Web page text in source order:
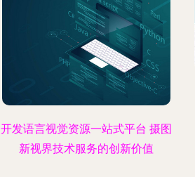
开发语言视觉资源一站式平台 摄图
新视界技术服务的创新价值